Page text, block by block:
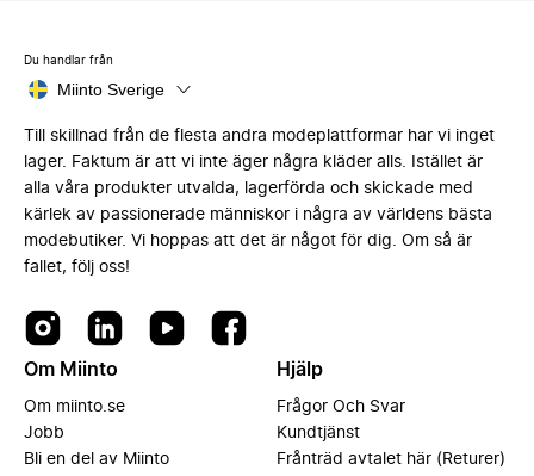
Du handlar från
Miinto Sverige
Till skillnad från de flesta andra modeplattformar har vi inget
lager. Faktum är att vi inte äger några kläder alls. Istället är
alla våra produkter utvalda, lagerförda och skickade med
kärlek av passionerade människor i några av världens bästa
modebutiker. Vi hoppas att det är något för dig. Om så är
fallet, följ oss!
Om Miinto
Om miinto.se
Jobb
Bli en del av Miinto
Hjälp
Frågor Och Svar
Kundtjänst
Frånträd avtalet här (Returer)